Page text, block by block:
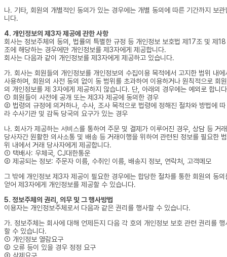
나. 기타, 회원의 개별적인 동의가 있는 경우에는 개별 동의에 따른 기간까지 보관
니다.
4. 개인정보의 제3자 제공에 관한 사항
회사는 정보주체의 동의, 법률의 특별한 규정 등 개인정보 보호법 제17조 및 제18
조에 해당하는 경우에만 개인정보를 제3자에게 제공합니다.
회사는 다음과 같이 개인정보를 제3자에게 제공하고 있습니다.
가. 회사는 회원들의 개인정보를 개인정보의 수집이용 목적에서 고지한 범위 내에
사용하며, 회원의 사전 동의 없이 동 범위를 초과하여 이용하거나 원칙적으로 회원
의 개인정보를 제 3자에게 제공하지 않습니다. 단, 아래의 경우에는 예외로 합니
① 회원들이 사전에 공개 또는 제3자 제공에 동의한 경우
② 법령의 규정에 의거하나, 수사, 조사 목적으로 법령에 정해진 절차와 방법에 따
라 수사기관 및 감독 당국의 요구가 있는 경우
나. 회사가 제공하는 서비스를 통하여 주문 및 결제가 이루어진 경우, 상담 등 거래
당사자간 원활한 의사소통 및 배송 등 거래이행을 위하여 관련된 정보를 필요한 범
위 내에서 거래 당사자에게 제공합니다.
① 택배사: 우체국, CJ대한통운
② 제공되는 정보: 주문자 이름, 수취인 이름, 배송지 정보, 연락처, 고객메모
그 밖에 개인정보 제3자 제공이 필요한 경우에는 합당한 절차를 통한 회원의 동의
얻어 제3자에게 개인정보를 제공할 수 있습니다.
5. 정보주체의 권리, 의무 및 그 행사방법
이용자는 개인정보주체로서 다음과 같은 권리를 행사할 수 있습니다.
가. 정보주체는 회사에 대해 언제든지 다음 각 호의 개인정보 보호 관련 권리를 행
할 수 있습니다.
① 개인정보 열람요구
② 오류 등이 있을 경우 정정 요구